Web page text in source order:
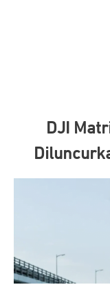
DJI